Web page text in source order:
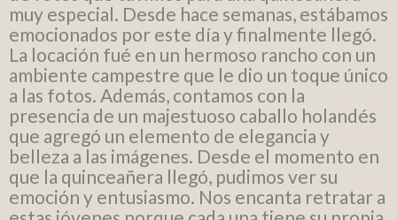
muy especial. Desde hace semanas, estábamos
emocionados por este día y finalmente llegó.
La locación fué en un hermoso rancho con un
ambiente campestre que le dio un toque único
a las fotos. Además, contamos con la
presencia de un majestuoso caballo holandés
que agregó un elemento de elegancia y
belleza a las imágenes. Desde el momento en
que la quinceañera llegó, pudimos ver su
emoción y entusiasmo. Nos encanta retratar a